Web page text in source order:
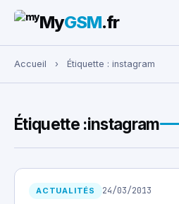
Rechercher :
MyGSM.fr
Accueil › Étiquette : instagram
Étiquette :instagram
ACTUALITÉS 24/03/2013